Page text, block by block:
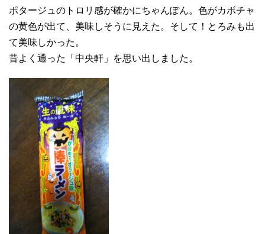
ポタージュのトロリ感が確かにちゃんぽん。色がカボチャ
の黄色が出て、美味しそうに見えた。そして！とろみも出
て美味しかった。
昔よく通った「中央軒」を思い出しました。